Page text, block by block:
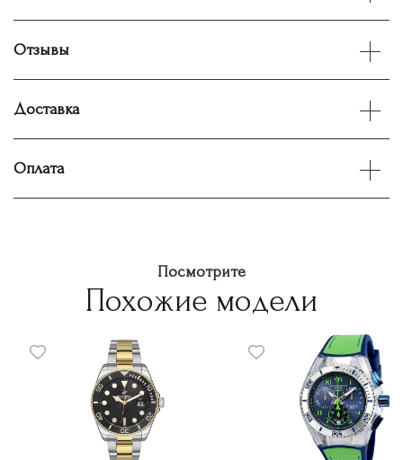
Отзывы
Доставка
Оплата
Посмотрите
Похожие модели